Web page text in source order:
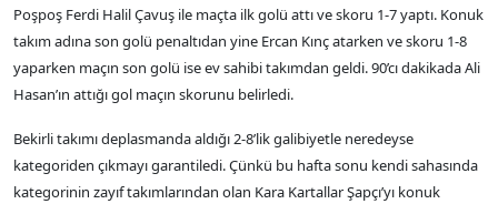
Poşpoş Ferdi Halil Çavuş ile maçta ilk golü attı ve skoru 1-7 yaptı. Konuk
takım adına son golü penaltıdan yine Ercan Kınç atarken ve skoru 1-8
yaparken maçın son golü ise ev sahibi takımdan geldi. 90’cı dakikada Ali
Hasan’ın attığı gol maçın skorunu belirledi.
Bekirli takımı deplasmanda aldığı 2-8’lik galibiyetle neredeyse
kategoriden çıkmayı garantiledi. Çünkü bu hafta sonu kendi sahasında
kategorinin zayıf takımlarından olan Kara Kartallar Şapçı’yı konuk